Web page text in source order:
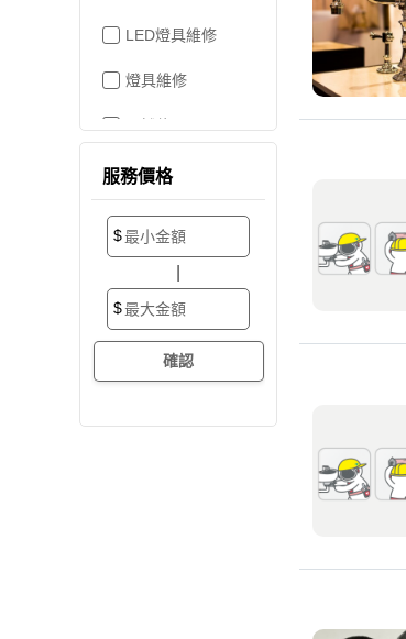
LED燈具維修
燈具維修
家電維修
洗衣機裝修
加壓/抽水馬達
抽水馬達
加壓馬達
服務價格
$
$